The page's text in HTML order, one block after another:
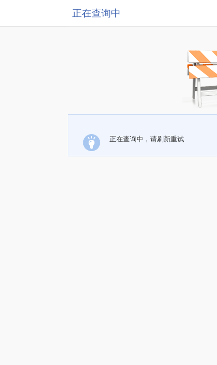
正在查询中
正在查询中，请刷新重试